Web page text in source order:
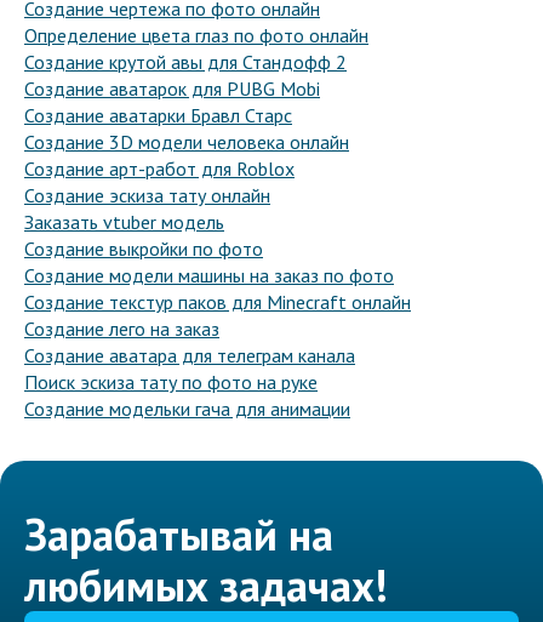
Создание чертежа по фото онлайн
Определение цвета глаз по фото онлайн
Создание крутой авы для Стандофф 2
Создание аватарок для PUBG Mobi
Создание аватарки Бравл Старс
Создание 3D модели человека онлайн
Создание арт-работ для Roblox
Создание эскиза тату онлайн
Заказать vtuber модель
Создание выкройки по фото
Создание модели машины на заказ по фото
Создание текстур паков для Minecraft онлайн
Создание лего на заказ
Создание аватара для телеграм канала
Поиск эскиза тату по фото на руке
Создание модельки гача для анимации
Зарабатывай на
любимых задачах!